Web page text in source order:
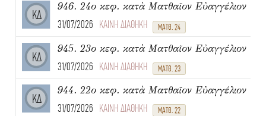
ΚΔ
946. 24ο κεφ. κατὰ Ματθαῖον Εὐαγγέλιον
31/07/2026 ΚΑΙΝΗ ΔΙΑΘΗΚΗ ΜΑΤΘ. 24
ΚΔ
945. 23ο κεφ. κατὰ Ματθαῖον Εὐαγγέλιον
31/07/2026 ΚΑΙΝΗ ΔΙΑΘΗΚΗ ΜΑΤΘ. 23
ΚΔ
944. 22ο κεφ. κατὰ Ματθαῖον Εὐαγγέλιον
31/07/2026 ΚΑΙΝΗ ΔΙΑΘΗΚΗ ΜΑΤΘ. 22